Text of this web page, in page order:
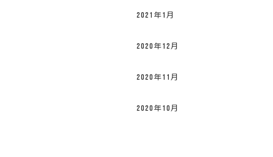
2021年1月
2020年12月
2020年11月
2020年10月